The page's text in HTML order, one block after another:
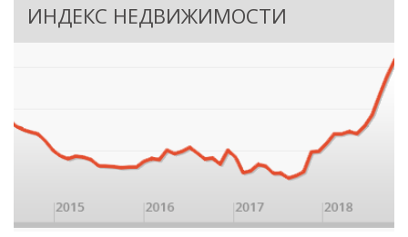
ИНДЕКС НЕДВИЖИМОСТИ